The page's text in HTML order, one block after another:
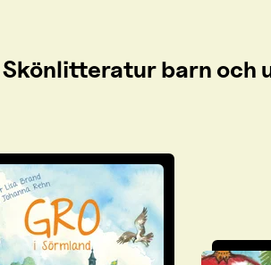
barn och